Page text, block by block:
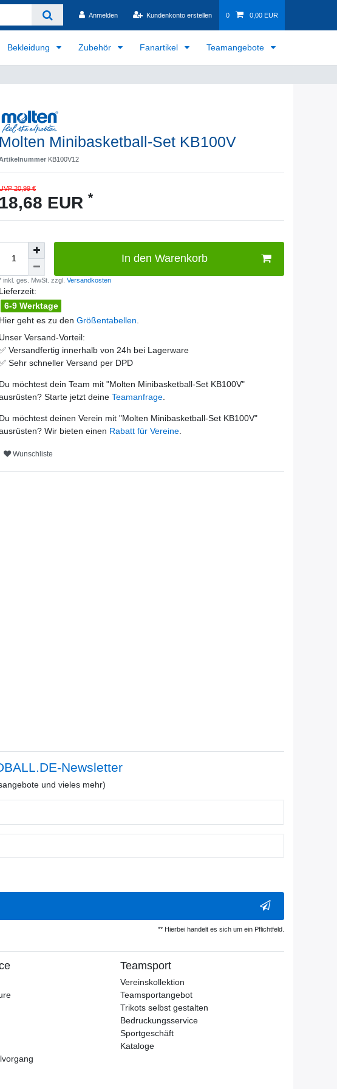
Anmelden Kundenkonto erstellen 0 0,00 EUR
Bekleidung Zubehör Fanartikel Teamangebote
Molten Minibasketball-Set KB100V
KB100V12
20,99 €
18,68 EUR *
In den Warenkorb
inkl. ges. MwSt. zzgl. Versandkosten
Lieferzeit:
6-9 Werktage
Hier geht es zu den Größentabellen
Unser Versand-Vorteil:
Versandfertig innerhalb von 24h bei Lagerware
Sehr schneller Versand per DPD
Du möchtest dein Team mit "Molten Minibasketball-Set KB100V"
Starte jetzt deine Teamanfrage
Du möchtest deinen Verein mit "Molten Minibasketball-Set KB100V"
Wir bieten einen Rabatt für Vereine
Wunschliste
Newsletter
und vieles mehr)
** Hierbei handelt es sich um ein Pflichtfeld.
Teamsport
Vereinskollektion
Teamsportangebot
Trikots selbst gestalten
Bedruckungsservice
Sportgeschäft
Kataloge